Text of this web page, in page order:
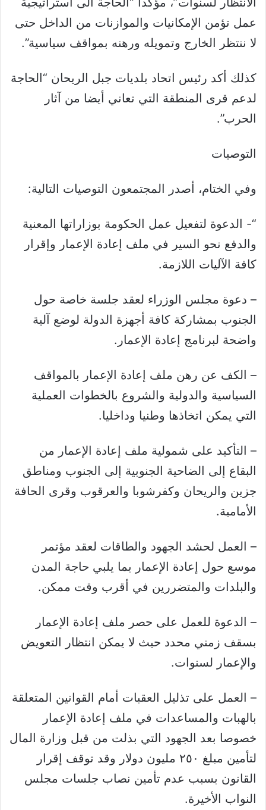
عمل تؤمن الإمكانيات والموازنات من الداخل حتى
لا ننتظر الخارج وتمويله ورهنه بمواقف سياسية”.
كذلك أكد رئيس اتحاد بلديات جبل الريحان “الحاجة
لدعم قرى المنطقة التي تعاني أيضا من آثار
الحرب”.
التوصيات
وفي الختام، أصدر المجتمعون التوصيات التالية:
“- الدعوة لتفعيل عمل الحكومة بوزاراتها المعنية
والدفع نحو السير في ملف إعادة الإعمار وإقرار
كافة الآليات اللازمة.
– دعوة مجلس الوزراء لعقد جلسة خاصة حول
الجنوب بمشاركة كافة أجهزة الدولة لوضع آلية
واضحة لبرنامج إعادة الإعمار.
– الكف عن رهن ملف إعادة الإعمار بالمواقف
السياسية والدولية والشروع بالخطوات العملية
التي يمكن اتخاذها وطنيا وداخليا.
– التأكيد على شمولية ملف إعادة الإعمار من
البقاع إلى الضاحية الجنوبية إلى الجنوب ومناطق
جزين والريحان وكفرشوبا والعرقوب وقرى الحافة
الأمامية.
– العمل لحشد الجهود والطاقات لعقد مؤتمر
موسع حول إعادة الإعمار بما يلبي حاجة المدن
والبلدات والمتضررين في أقرب وقت ممكن.
– الدعوة للعمل على حصر ملف إعادة الإعمار
بسقف زمني محدد حيث لا يمكن انتظار التعويض
والإعمار لسنوات.
– العمل على تذليل العقبات أمام القوانين المتعلقة
بالهبات والمساعدات في ملف إعادة الإعمار
خصوصا بعد الجهود التي بذلت من قبل وزارة المال
لتأمين مبلغ ٢٥٠ مليون دولار وقد توقف إقرار
القانون بسبب عدم تأمين نصاب جلسات مجلس
النواب الأخيرة.